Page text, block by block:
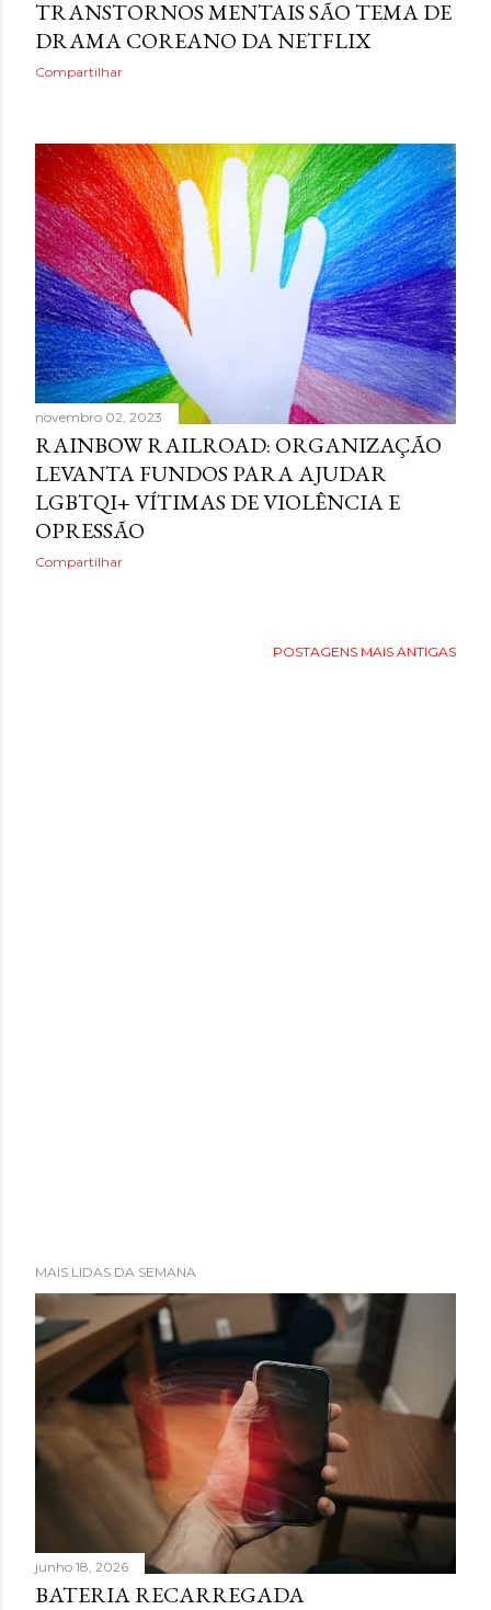
TRANSTORNOS MENTAIS SÃO TEMA DE
DRAMA COREANO DA NETFLIX
Compartilhar
novembro 02, 2023
RAINBOW RAILROAD: ORGANIZAÇÃO
LEVANTA FUNDOS PARA AJUDAR
LGBTQI+ VÍTIMAS DE VIOLÊNCIA E
OPRESSÃO
Compartilhar
POSTAGENS MAIS ANTIGAS
MAIS LIDAS DA SEMANA
junho 18, 2026
BATERIA RECARREGADA